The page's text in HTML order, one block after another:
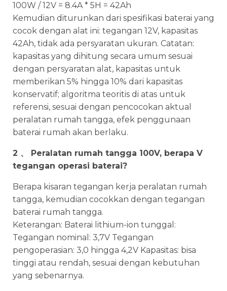
100W / 12V = 8.4A * 5H = 42Ah
Kemudian diturunkan dari spesifikasi baterai yang
cocok dengan alat ini: tegangan 12V, kapasitas
42Ah, tidak ada persyaratan ukuran. Catatan:
kapasitas yang dihitung secara umum sesuai
dengan persyaratan alat, kapasitas untuk
memberikan 5% hingga 10% dari kapasitas
konservatif; algoritma teoritis di atas untuk
referensi, sesuai dengan pencocokan aktual
peralatan rumah tangga, efek penggunaan
baterai rumah akan berlaku.
2 、 Peralatan rumah tangga 100V, berapa V
tegangan operasi baterai?
Berapa kisaran tegangan kerja peralatan rumah
tangga, kemudian cocokkan dengan tegangan
baterai rumah tangga.
Keterangan: Baterai lithium-ion tunggal:
Tegangan nominal: 3,7V Tegangan
pengoperasian: 3,0 hingga 4,2V Kapasitas: bisa
tinggi atau rendah, sesuai dengan kebutuhan
yang sebenarnya.